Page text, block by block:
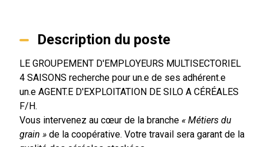
Description du poste
LE GROUPEMENT D'EMPLOYEURS MULTISECTORIEL
4 SAISONS recherche pour un.e de ses adhérent.e
un.e AGENT.E D'EXPLOITATION DE SILO A CÉRÉALES
F/H.
Vous intervenez au cœur de la branche « Métiers du
grain »de la coopérative. Votre travail sera garant de la